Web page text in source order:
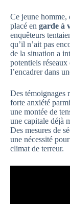
Ce jeune homme,
placé en garde à
enquêteurs
qu’il n’ait pas
de la situation a
potentiels
l’encadrer dans
Des témoignages
forte anxiété
une montée de
une capitale déjà
Des mesures de
une nécessité
climat de terreur.